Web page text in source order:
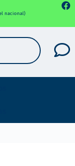
nacional)